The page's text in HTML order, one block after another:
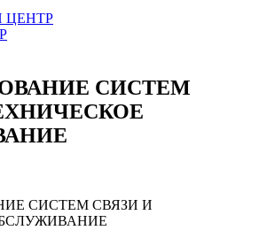
ЦЕНТР
СИСТЕМ
СИСТЕМ СВЯЗИ И